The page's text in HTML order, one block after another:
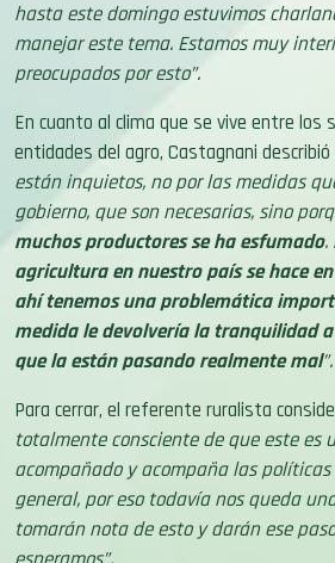
hasta este domingo estuvimos
manejar este tema. Estamos muy
preocupados por esto”.
En cuanto al clima que se vive entre los
entidades del agro, Castagnani describió
están inquietos, no por las medidas
gobierno, que son necesarias, sino
muchos productores se ha esfumado.
agricultura en nuestro país se hace
ahí tenemos una problemática
medida le devolvería la tranquilidad
que la están pasando realmente mal”.
Para cerrar, el referente ruralista
totalmente consciente de que este es
acompañado y acompaña las
general, por eso todavía nos queda
tomarán nota de esto y darán ese